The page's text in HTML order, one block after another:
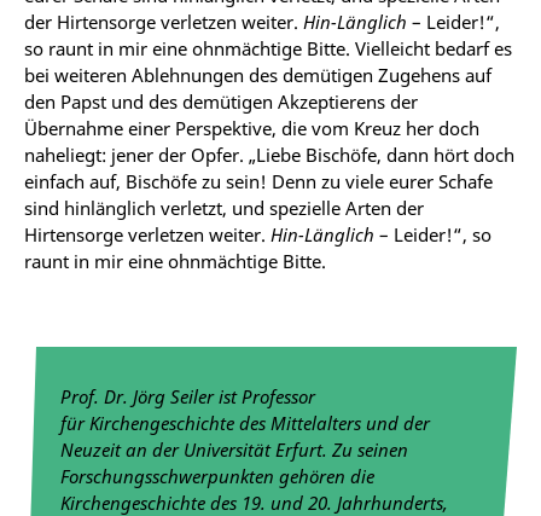
der Hirtensorge verletzen weiter. Hin-Länglich – Leider!“,
so raunt in mir eine ohnmächtige Bitte. Vielleicht bedarf es
bei weiteren Ablehnungen des demütigen Zugehens auf
den Papst und des demütigen Akzeptierens der
Übernahme einer Perspektive, die vom Kreuz her doch
naheliegt: jener der Opfer. „Liebe Bischöfe, dann hört doch
einfach auf, Bischöfe zu sein! Denn zu viele eurer Schafe
sind hinlänglich verletzt, und spezielle Arten der
Hirtensorge verletzen weiter. Hin-Länglich – Leider!“, so
raunt in mir eine ohnmächtige Bitte.
Prof. Dr. Jörg Seiler ist Professor
für Kirchengeschichte des Mittelalters und der
Neuzeit an der Universität Erfurt. Zu seinen
Forschungsschwerpunkten gehören die
Kirchengeschichte des 19. und 20. Jahrhunderts,